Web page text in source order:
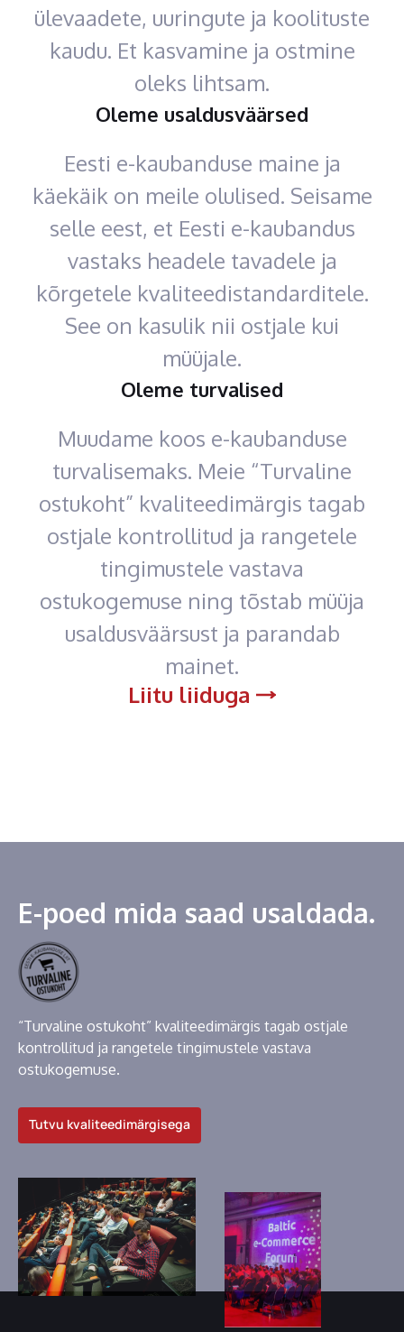
ülevaadete, uuringute ja koolituste
kaudu. Et kasvamine ja ostmine
oleks lihtsam.
Oleme usaldusväärsed
Eesti e-kaubanduse maine ja
käekäik on meile olulised. Seisame
selle eest, et Eesti e-kaubandus
vastaks headele tavadele ja
kõrgetele kvaliteedistandarditele.
See on kasulik nii ostjale kui
müüjale.
Oleme turvalised
Muudame koos e-kaubanduse
turvalisemaks. Meie “Turvaline
ostukoht” kvaliteedimärgis tagab
ostjale kontrollitud ja rangetele
tingimustele vastava
ostukogemuse ning tõstab müüja
usaldusväärsust ja parandab
mainet.
Liitu liiduga
E-poed mida saad usaldada.
“Turvaline ostukoht” kvaliteedimärgis tagab ostjale
kontrollitud ja rangetele tingimustele vastava
ostukogemuse.
Tutvu kvaliteedimärgisega